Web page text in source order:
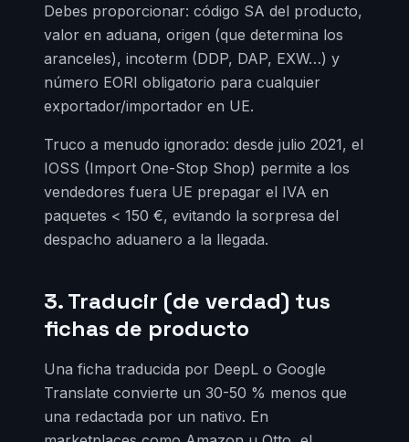
Debes proporcionar: código SA del producto,
valor en aduana, origen (que determina los
aranceles), incoterm (DDP, DAP, EXW…) y
número EORI obligatorio para cualquier
exportador/importador en UE.
Truco a menudo ignorado: desde julio 2021, el
IOSS (Import One-Stop Shop) permite a los
vendedores fuera UE prepagar el IVA en
paquetes < 150 €, evitando la sorpresa del
despacho aduanero a la llegada.
3. Traducir (de verdad) tus
fichas de producto
Una ficha traducida por DeepL o Google
Translate convierte un 30-50 % menos que
una redactada por un nativo. En